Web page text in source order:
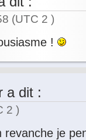
(UTC 2 )
!
a dit :
2 )
je